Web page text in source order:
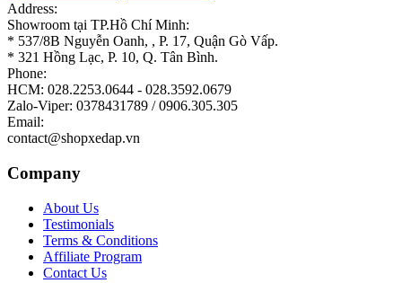
Address:
Showroom tại TP.Hồ Chí Minh:
* 537/8B Nguyễn Oanh, , P. 17, Quận Gò Vấp.
* 321 Hồng Lạc, P. 10, Q. Tân Bình.
Phone:
HCM: 028.2253.0644 - 028.3592.0679
Zalo-Viper: 0378431789 / 0906.305.305
Email:
contact@shopxedap.vn
Company
About Us
Testimonials
Terms & Conditions
Affiliate Program
Contact Us